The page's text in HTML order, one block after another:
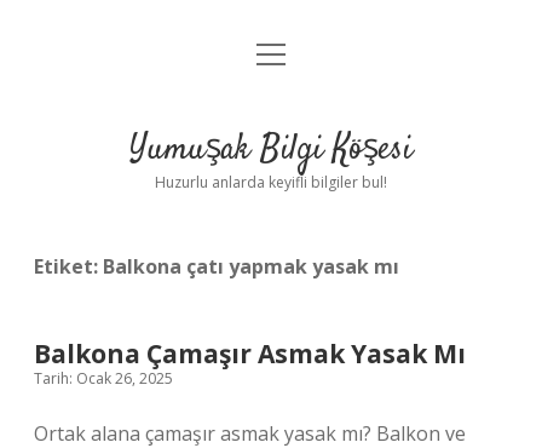
Anasayfa
Yasal Uyarı
menüyü
Yumuşak Bilgi Köşesi
Huzurlu anlarda keyifli bilgiler bul!
Etiket: Balkona çatı yapmak yasak mı
Balkona Çamaşır Asmak Yasak Mı
Tarih: Ocak 26, 2025
Ortak alana çamaşır asmak yasak mı? Balkon ve